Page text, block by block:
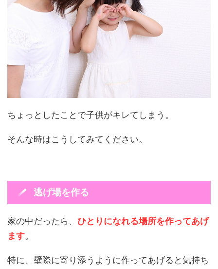
ちょっとしたことで子供がキレてしまう。
そんな時はこうしてみてください。
逃げ場を作る
家の中だったら、 ひとりになれる場所を作ってあげ
ます。
特に、壁際に寄り添うように作ってあげると気持ち